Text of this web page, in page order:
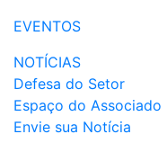
EVENTOS
NOTÍCIAS
Defesa do Setor
Espaço do Associado
Envie sua Notícia